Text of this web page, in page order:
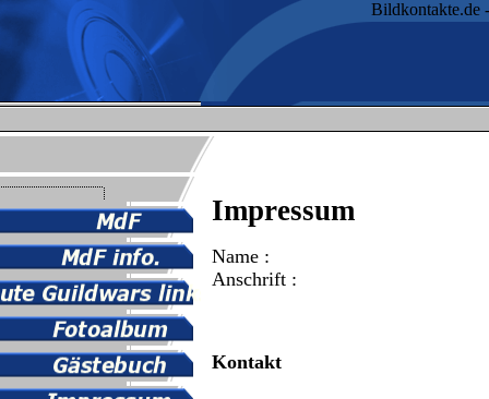
Impressum
Name :
Anschrift :
Kontakt
Bildkontakte.de